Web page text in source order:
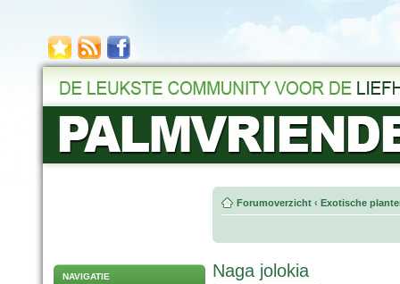
NAVIGATIE
Forumoverzicht ‹ Exotische
Naga jolokia